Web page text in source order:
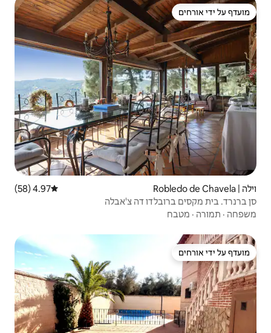
דירוג ממוצע של 4.97 מתוך 5, 58 ביקורות
4.97 (58)
דה צ'אבלה